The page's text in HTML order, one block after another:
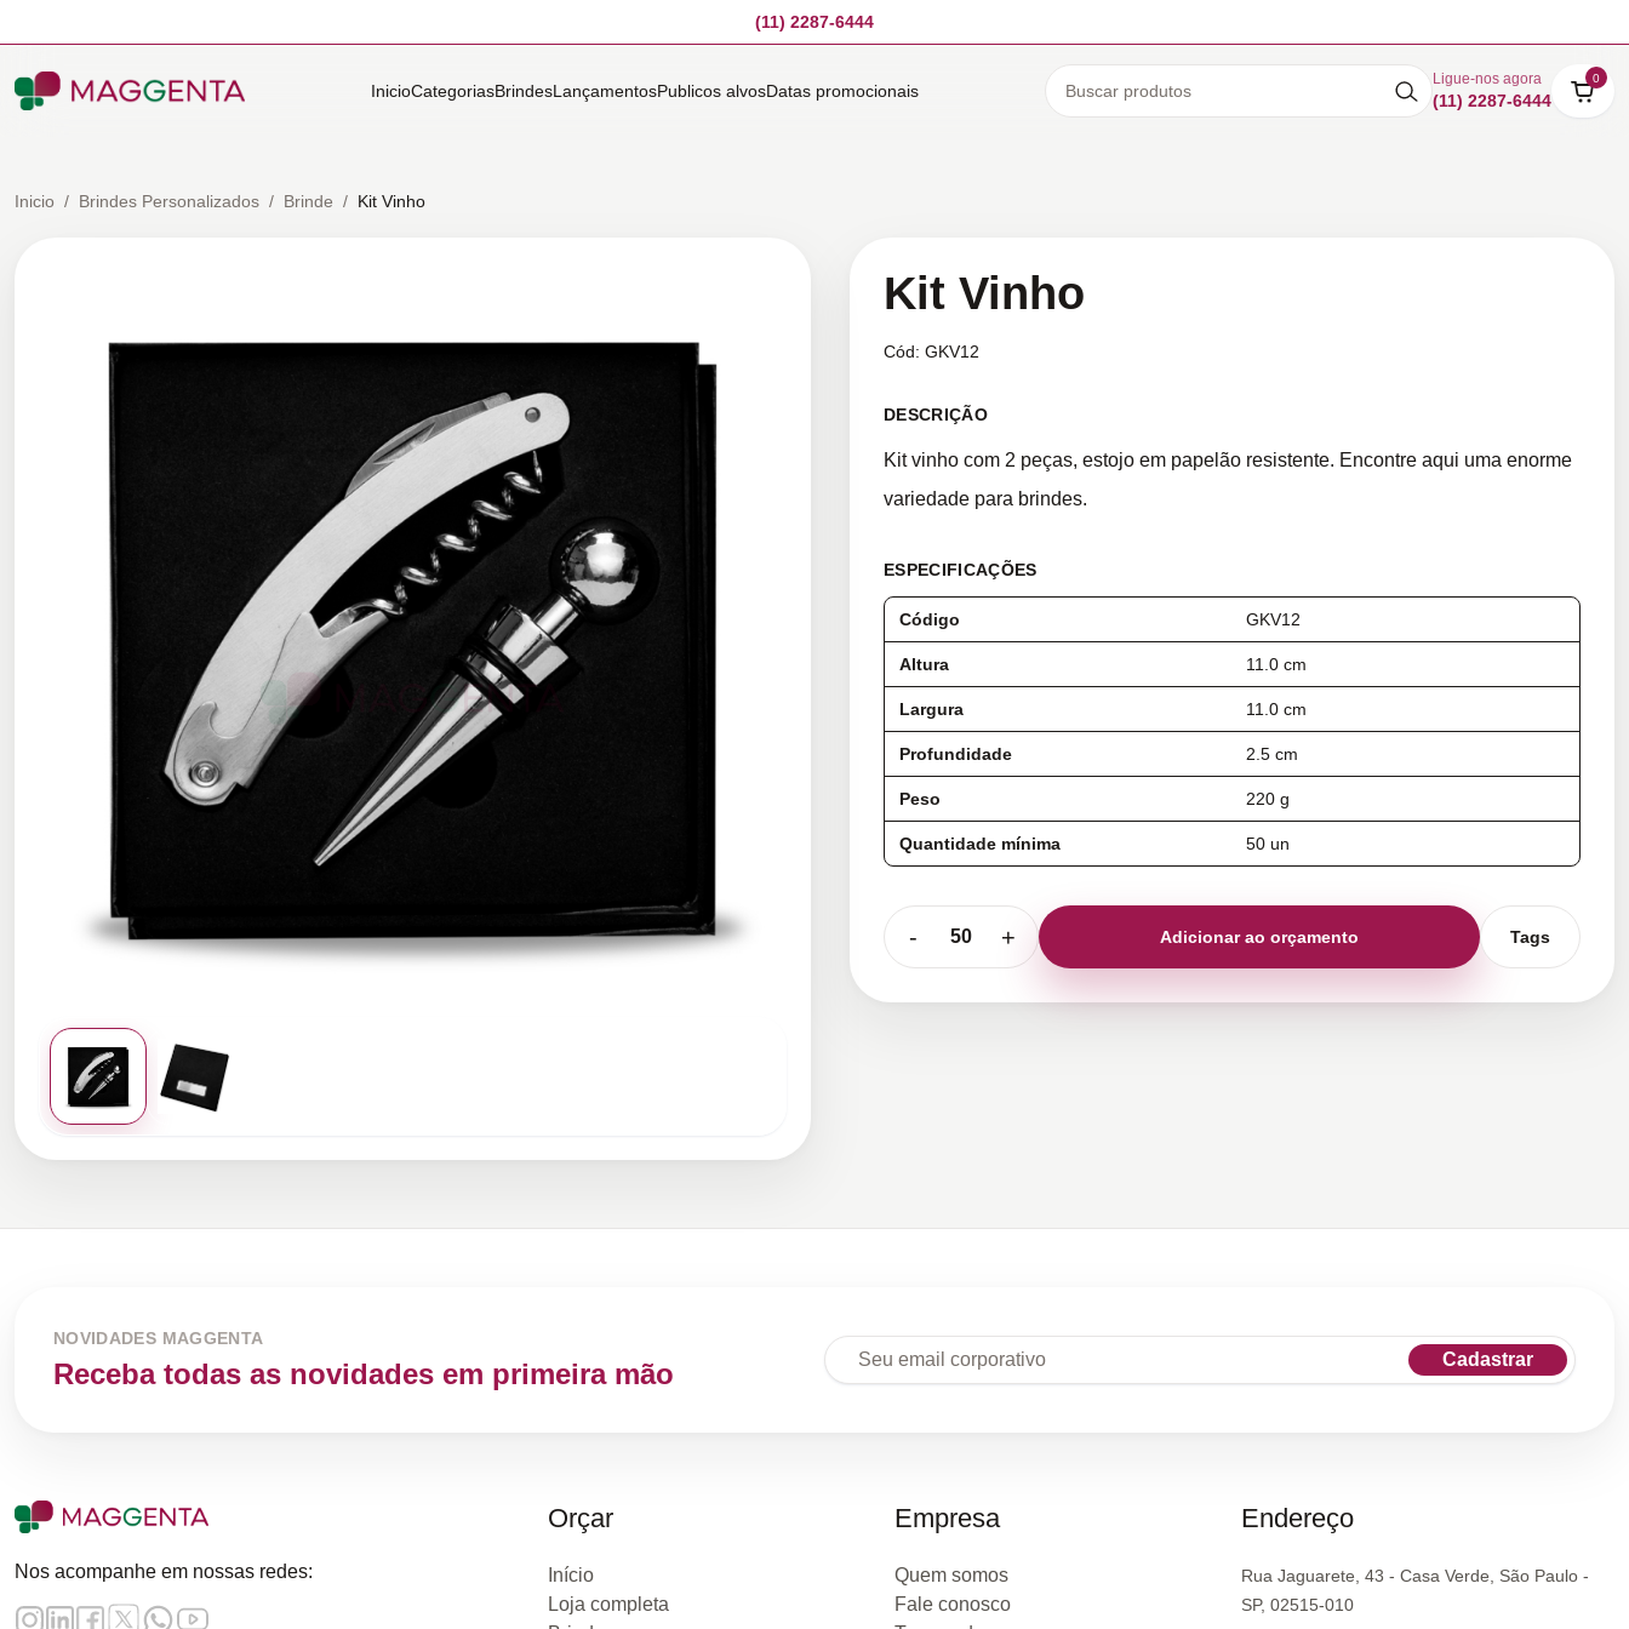
(11) 2287-6444
InicioCategoriasBrindesLançamentosPublicos alvosDatas promocionais
Ligue-nos agora
(11) 2287-6444
0
Inicio / Brindes Personalizados / Brinde / Kit Vinho
Kit Vinho
Cód: GKV12
DESCRIÇÃO
Kit vinho com 2 peças, estojo em papelão resistente. Encontre aqui uma enorme
variedade para brindes.
ESPECIFICAÇÕES
Código GKV12
Altura 11.0 cm
Largura 11.0 cm
Profundidade 2.5 cm
Peso 220 g
Quantidade mínima 50 un
- + Adicionar ao orçamento Tags
NOVIDADES MAGGENTA
Receba todas as novidades em primeira mão Cadastrar
Nos acompanhe em nossas redes:
Orçar
Início
Loja completa
Empresa
Quem somos
Fale conosco
Endereço
Rua Jaguarete, 43 - Casa Verde, São Paulo -
SP, 02515-010